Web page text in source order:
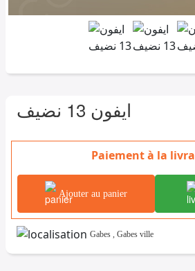
ايفون 13 نضيف
Paiement à la
Ajouter au panier
Gabes , Gabes ville